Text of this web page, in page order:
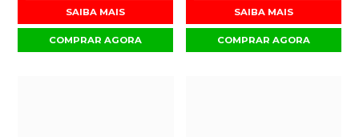
SAIBA MAIS
COMPRAR AGORA
SAIBA MAIS
COMPRAR AGORA